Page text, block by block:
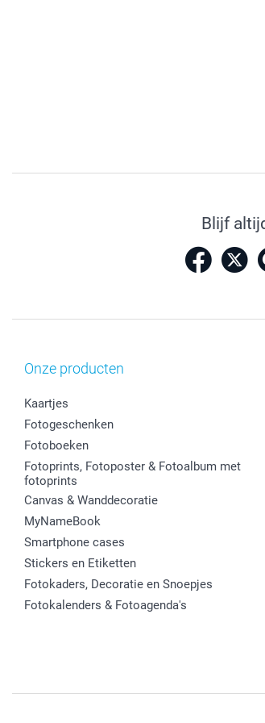
Blijf
Onze producten
Kaartjes
Fotogeschenken
Fotoboeken
Fotoprints, Fotoposter & Fotoalbum met
fotoprints
Canvas & Wanddecoratie
MyNameBook
Smartphone cases
Stickers en Etiketten
Fotokaders, Decoratie en Snoepjes
Fotokalenders & Fotoagenda's